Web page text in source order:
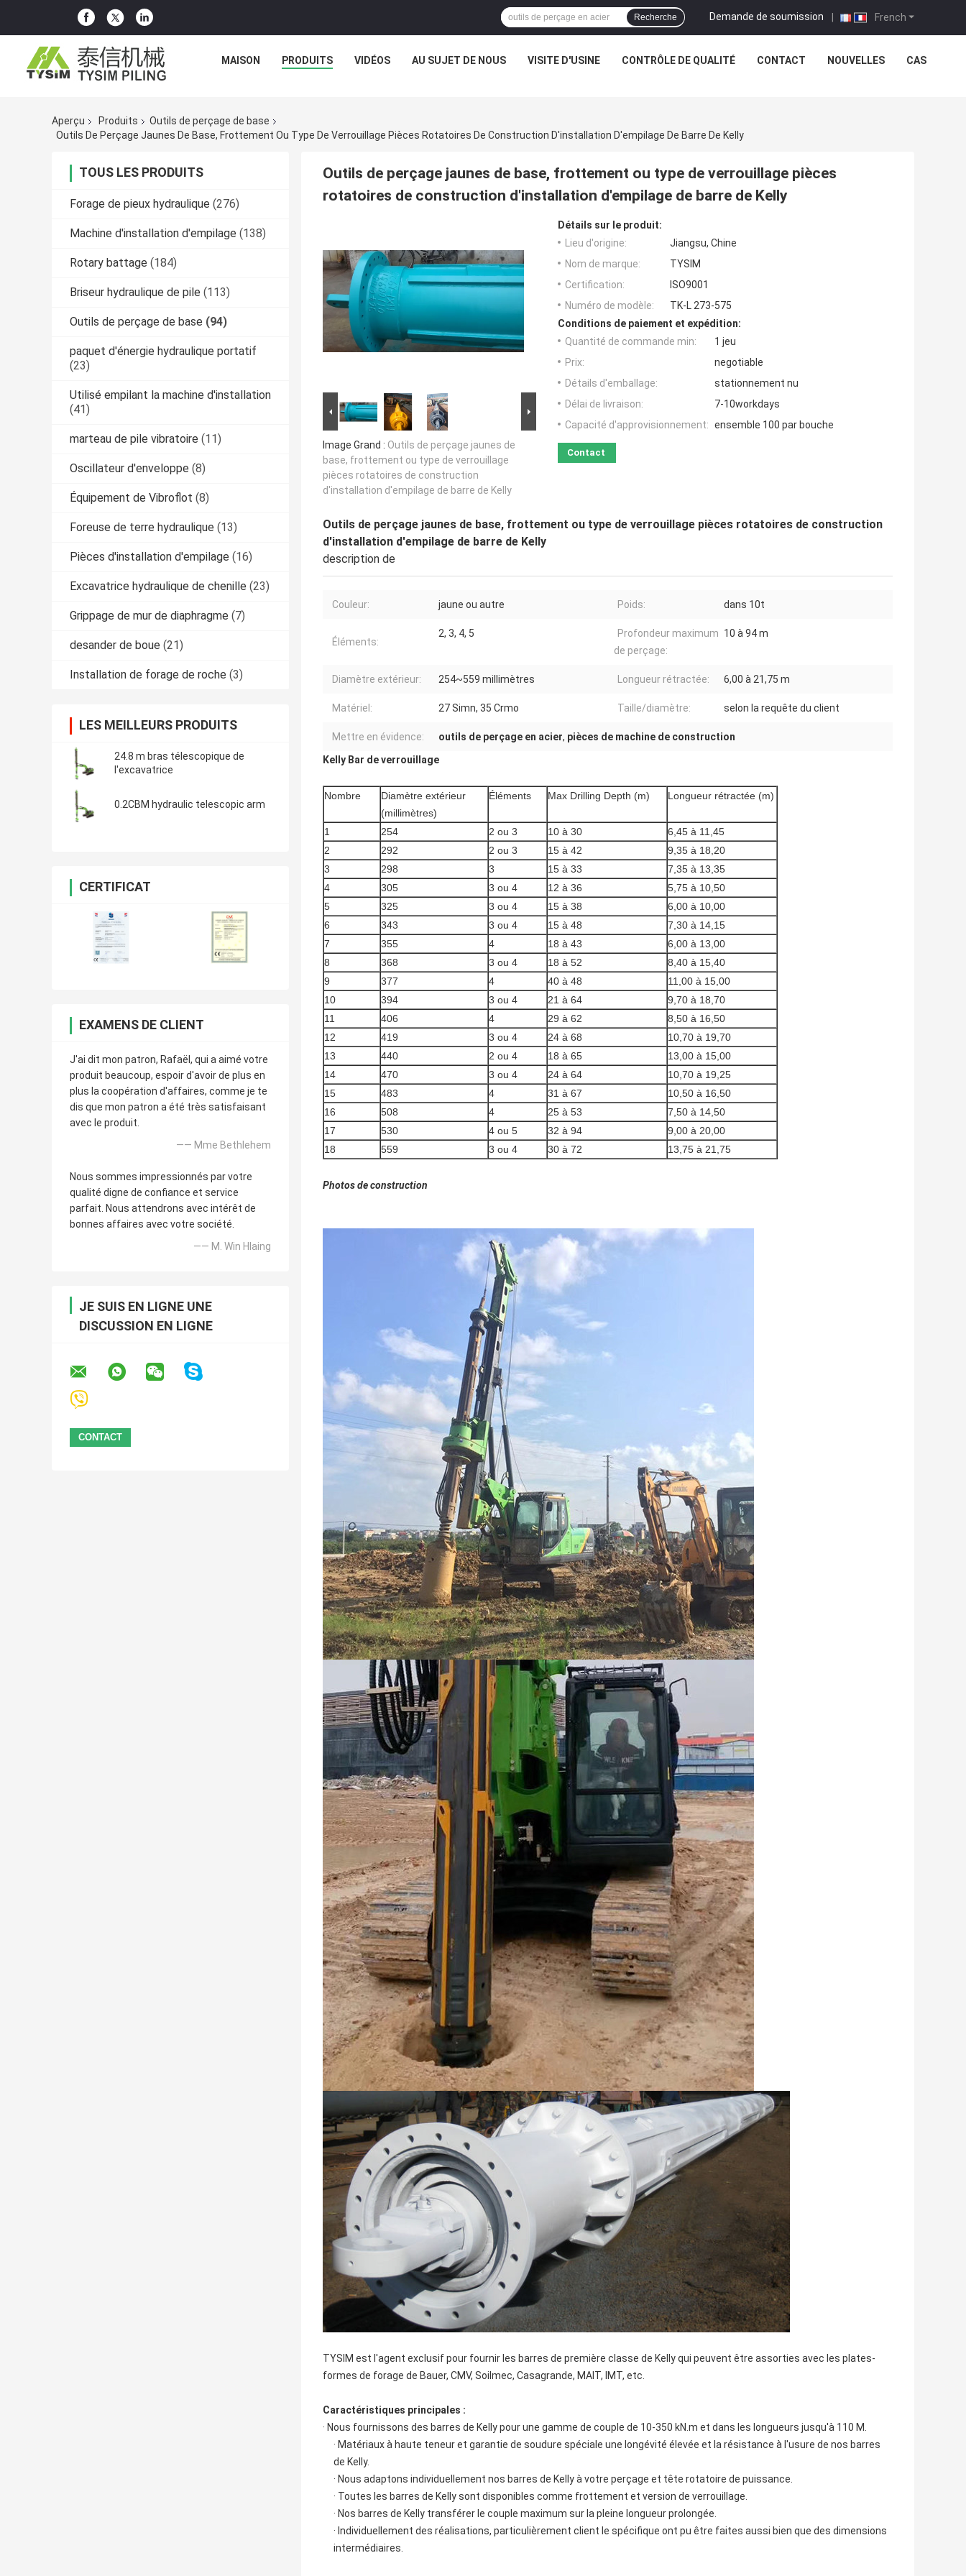
French
Demande de soumission |
Recherche
MAISON PRODUITS VIDÉOS AU SUJET DE NOUS VISITE D'USINE CONTRÔLE DE QUALITÉ CONTACT NOUVELLES CAS
Aperçu Produits
Outils de perçage de base
Outils De Perçage Jaunes De Base, Frottement Ou Type De Verrouillage Pièces Rotatoires De Construction D'installation D'empilage De Barre De Kelly
TOUS LES PRODUITS
Forage de pieux hydraulique (276)
Machine d'installation d'empilage (138)
Rotary battage (184)
Briseur hydraulique de pile (113)
Outils de perçage de base (94)
paquet d'énergie hydraulique portatif
(23)
Utilisé empilant la machine d'installation
(41)
marteau de pile vibratoire (11)
Oscillateur d'enveloppe (8)
Équipement de Vibroflot (8)
Foreuse de terre hydraulique (13)
Pièces d'installation d'empilage (16)
Excavatrice hydraulique de chenille (23)
Grippage de mur de diaphragme (7)
desander de boue (21)
Installation de forage de roche (3)
LES MEILLEURS PRODUITS
24.8 m bras télescopique de
l'excavatrice
0.2CBM hydraulic telescopic arm
CERTIFICAT
EXAMENS DE CLIENT
J'ai dit mon patron, Rafaël, qui a aimé votre
produit beaucoup, espoir d'avoir de plus en
plus la coopération d'affaires, comme je te
dis que mon patron a été très satisfaisant
avec le produit.
—— Mme Bethlehem
Nous sommes impressionnés par votre
qualité digne de confiance et service
parfait. Nous attendrons avec intérêt de
bonnes affaires avec votre société.
—— M. Win Hlaing
JE SUIS EN LIGNE UNE
DISCUSSION EN LIGNE
Outils de perçage jaunes de base, frottement ou type de verrouillage pièces
rotatoires de construction d'installation d'empilage de barre de Kelly
Image Grand : Outils de perçage jaunes de
base, frottement ou type de verrouillage
pièces rotatoires de construction
d'installation d'empilage de barre de Kelly
Détails sur le produit:
Lieu d'origine:
Jiangsu, Chine
Nom de marque:
TYSIM
Certification:
ISO9001
Numéro de modèle:
TK-L 273-575
Conditions de paiement et expédition:
Quantité de commande min:
1 jeu
Prix:
negotiable
Détails d'emballage:
stationnement nu
Délai de livraison:
7-10workdays
Capacité d'approvisionnement: ensemble 100 par bouche
Contact
Outils de perçage jaunes de base, frottement ou type de verrouillage pièces rotatoires de construction
d'installation d'empilage de barre de Kelly
description de
Couleur: jaune ou autre Poids: dans 10t
Éléments:
2, 3, 4, 5
Profondeur maximum
de perçage:
10 à 94 m
Diamètre extérieur: 254~559 millimètres Longueur rétractée: 6,00 à 21,75 m
Matériel: 27 Simn, 35 Crmo Taille/diamètre: selon la requête du client
Mettre en évidence: outils de perçage en acier, pièces de machine de construction
Kelly Bar de verrouillage
Nombre
Diamètre extérieur
(millimètres)
Éléments Max Drilling Depth (m) Longueur rétractée (m)
1 254 2 ou 3 10 à 30
6,45 à 11,45
2
292 2 ou 3 15 à 42
9,35 à 18,20
3
298 3 15 à 33
7,35 à 13,35
4
305 3 ou 4 12 à 36
5,75 à 10,50
5
325 3 ou 4 15 à 38
6,00 à 10,00
6
343 3 ou 4 15 à 48
7,30 à 14,15
7
355 4 18 à 43
6,00 à 13,00
8
368 3 ou 4 18 à 52
8,40 à 15,40
9
377 4 40 à 48
11,00 à 15,00
10
394 3 ou 4 21 à 64
9,70 à 18,70
11
406 4 29 à 62
8,50 à 16,50
12
419 3 ou 4 24 à 68
10,70 à 19,70
13
440 2 ou 4 18 à 65
13,00 à 15,00
14
470 3 ou 4 24 à 64
10,70 à 19,25
15
483 4 31 à 67
10,50 à 16,50
16
508 4 25 à 53
7,50 à 14,50
17
530 4 ou 5 32 à 94
9,00 à 20,00
18
559 3 ou 4 30 à 72 13,75 à 21,75
Photos de construction
TYSIM est l'agent exclusif pour fournir les barres de première classe de Kelly qui peuvent être assorties avec les plates-
formes de forage de Bauer, CMV, Soilmec, Casagrande, MAIT, IMT, etc.
Caractéristiques principales :
· Nous fournissons des barres de Kelly pour une gamme de couple de 10-350 kN.m et dans les longueurs jusqu'à 110 M.
· Matériaux à haute teneur et garantie de soudure spéciale une longévité élevée et la résistance à l'usure de nos barres
de Kelly.
· Nous adaptons individuellement nos barres de Kelly à votre perçage et tête rotatoire de puissance.
· Toutes les barres de Kelly sont disponibles comme frottement et version de verrouillage.
· Nos barres de Kelly transférer le couple maximum sur la pleine longueur prolongée.
· Individuellement des réalisations, particulièrement client le spécifique ont pu être faites aussi bien que des dimensions
intermédiaires.